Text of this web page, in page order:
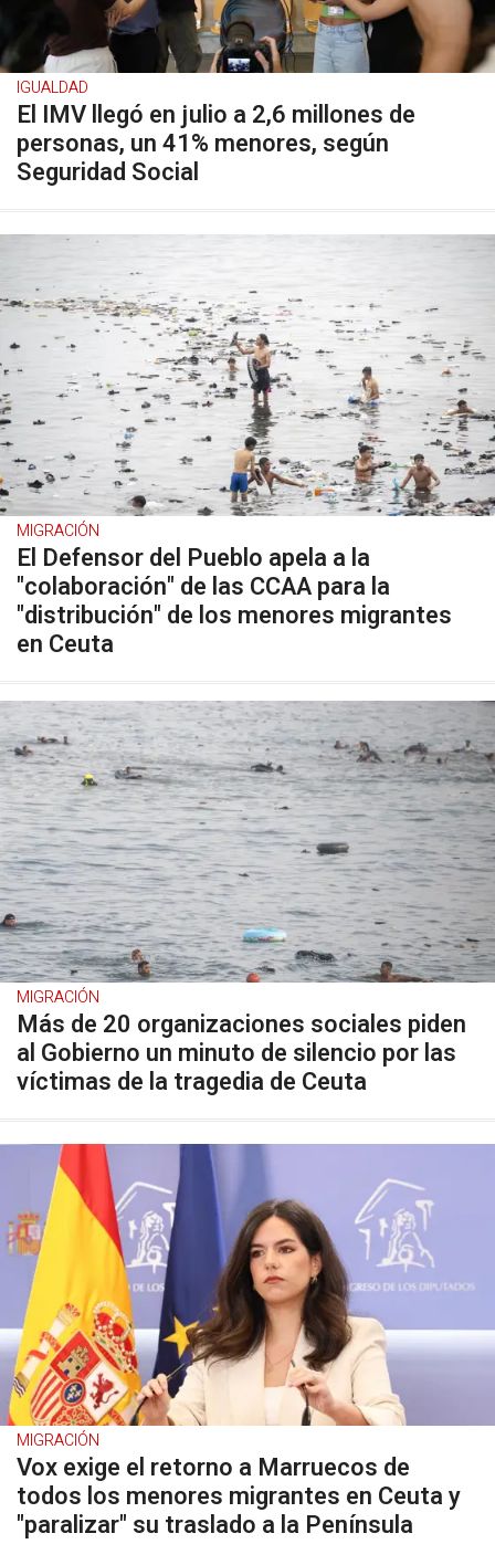
IGUALDAD
El IMV llegó en julio a 2,6 millones de
personas, un 41% menores, según
Seguridad Social
MIGRACIÓN
El Defensor del Pueblo apela a la
"colaboración" de las CCAA para la
"distribución" de los menores migrantes
en Ceuta
MIGRACIÓN
Más de 20 organizaciones sociales piden
al Gobierno un minuto de silencio por las
víctimas de la tragedia de Ceuta
MIGRACIÓN
Vox exige el retorno a Marruecos de
todos los menores migrantes en Ceuta y
"paralizar" su traslado a la Península